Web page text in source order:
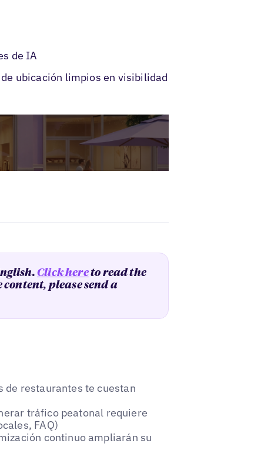
de IA
ubicación limpios en visibilidad
Click hereto read the
please send a
de restaurantes te cuestan
tráfico peatonal requiere
FAQ)
continuo ampliarán su